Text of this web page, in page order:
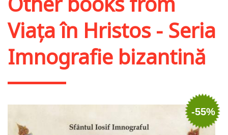
Viața în Hristos - Seria
Imnografie bizantină
-55%